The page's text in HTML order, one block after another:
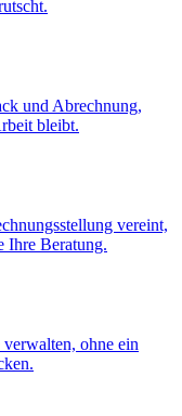
und Abrechnung,
bleibt.
vereint,
Ihre Beratung.
ohne ein